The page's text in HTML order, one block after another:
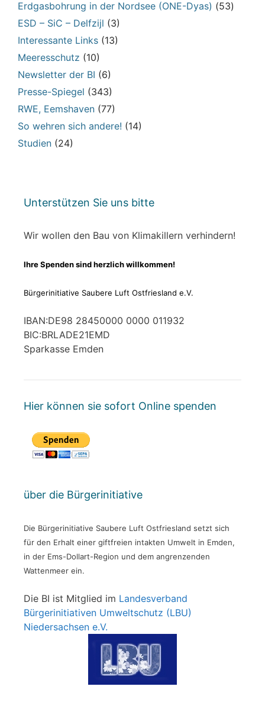
Erdgasbohrung in der Nordsee (ONE-Dyas) (53)
ESD – SiC – Delfzijl (3)
Interessante Links (13)
Meeresschutz (10)
Newsletter der BI (6)
Presse-Spiegel (343)
RWE, Eemshaven (77)
So wehren sich andere! (14)
Studien (24)
Unterstützen Sie uns bitte
Wir wollen den Bau von Klimakillern verhindern!
Ihre Spenden sind herzlich willkommen!
Bürgerinitiative Saubere Luft Ostfriesland e.V.
IBAN:DE98 28450000 0000 011932
BIC:BRLADE21EMD
Sparkasse Emden
Hier können sie sofort Online spenden
über die Bürgerinitiative
Die Bürgerinitiative Saubere Luft Ostfriesland setzt sich
für den Erhalt einer giftfreien intakten Umwelt in Emden,
in der Ems-Dollart-Region und dem angrenzenden
Wattenmeer ein.
Die BI ist Mitglied im Landesverband
Bürgerinitiativen Umweltschutz (LBU)
Niedersachsen e.V.